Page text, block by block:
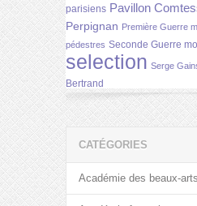
parisiens Pavillon
Perpignan Première Guerre
pédestres Seconde Guerre
selection Serge
Bertrand
CATÉGORIES
Académie des beaux-arts